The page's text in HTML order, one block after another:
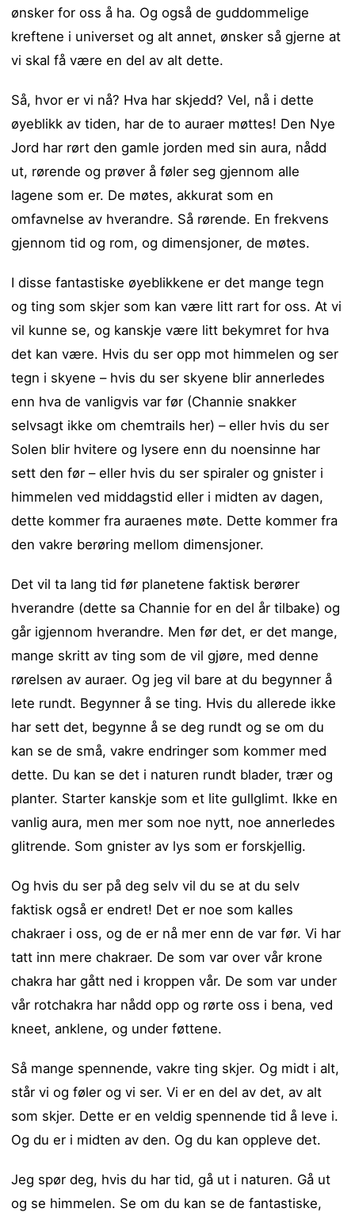
ønsker for oss å ha. Og også de guddommelige
kreftene i universet og alt annet, ønsker så gjerne at
vi skal få være en del av alt dette.
Så, hvor er vi nå? Hva har skjedd? Vel, nå i dette
øyeblikk av tiden, har de to auraer møttes! Den Nye
Jord har rørt den gamle jorden med sin aura, nådd
ut, rørende og prøver å føler seg gjennom alle
lagene som er. De møtes, akkurat som en
omfavnelse av hverandre. Så rørende. En frekvens
gjennom tid og rom, og dimensjoner, de møtes.
I disse fantastiske øyeblikkene er det mange tegn
og ting som skjer som kan være litt rart for oss. At vi
vil kunne se, og kanskje være litt bekymret for hva
det kan være. Hvis du ser opp mot himmelen og ser
tegn i skyene – hvis du ser skyene blir annerledes
enn hva de vanligvis var før (Channie snakker
selvsagt ikke om chemtrails her) – eller hvis du ser
Solen blir hvitere og lysere enn du noensinne har
sett den før – eller hvis du ser spiraler og gnister i
himmelen ved middagstid eller i midten av dagen,
dette kommer fra auraenes møte. Dette kommer fra
den vakre berøring mellom dimensjoner.
Det vil ta lang tid før planetene faktisk berører
hverandre (dette sa Channie for en del år tilbake) og
går igjennom hverandre. Men før det, er det mange,
mange skritt av ting som de vil gjøre, med denne
rørelsen av auraer. Og jeg vil bare at du begynner å
lete rundt. Begynner å se ting. Hvis du allerede ikke
har sett det, begynne å se deg rundt og se om du
kan se de små, vakre endringer som kommer med
dette. Du kan se det i naturen rundt blader, trær og
planter. Starter kanskje som et lite gullglimt. Ikke en
vanlig aura, men mer som noe nytt, noe annerledes
glitrende. Som gnister av lys som er forskjellig.
Og hvis du ser på deg selv vil du se at du selv
faktisk også er endret! Det er noe som kalles
chakraer i oss, og de er nå mer enn de var før. Vi har
tatt inn mere chakraer. De som var over vår krone
chakra har gått ned i kroppen vår. De som var under
vår rotchakra har nådd opp og rørte oss i bena, ved
kneet, anklene, og under føttene.
Så mange spennende, vakre ting skjer. Og midt i alt,
står vi og føler og vi ser. Vi er en del av det, av alt
som skjer. Dette er en veldig spennende tid å leve i.
Og du er i midten av den. Og du kan oppleve det.
Jeg spør deg, hvis du har tid, gå ut i naturen. Gå ut
og se himmelen. Se om du kan se de fantastiske,